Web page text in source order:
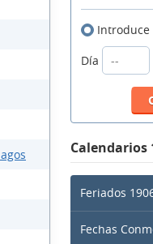
Introduce
Día
Calendarios
Feriados
Fechas